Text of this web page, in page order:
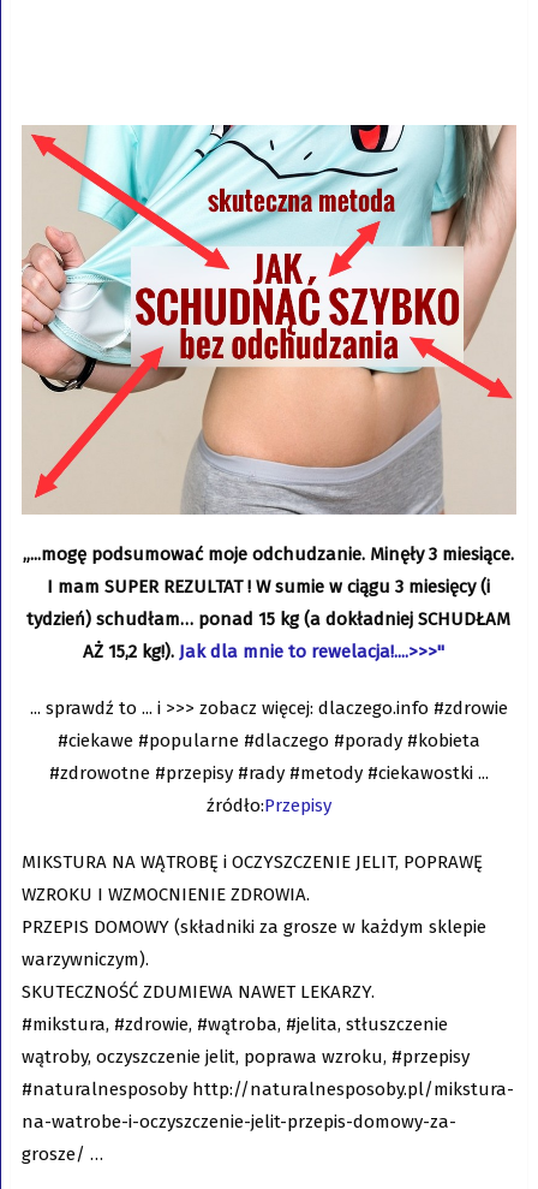
„...mogę podsumować moje odchudzanie. Minęły 3 miesiące.
I mam SUPER REZULTAT ! W sumie w ciągu 3 miesięcy (i
tydzień) schudłam… ponad 15 kg (a dokładniej SCHUDŁAM
AŻ 15,2 kg!). Jak dla mnie to rewelacja!....>>>"
... sprawdź to ... i >>> zobacz więcej: dlaczego.info #zdrowie
#ciekawe #popularne #dlaczego #porady #kobieta
#zdrowotne #przepisy #rady #metody #ciekawostki ...
źródło:Przepisy
MIKSTURA NA WĄTROBĘ i OCZYSZCZENIE JELIT, POPRAWĘ
WZROKU I WZMOCNIENIE ZDROWIA.
PRZEPIS DOMOWY (składniki za grosze w każdym sklepie
warzywniczym).
SKUTECZNOŚĆ ZDUMIEWA NAWET LEKARZY.
#mikstura, #zdrowie, #wątroba, #jelita, stłuszczenie
wątroby, oczyszczenie jelit, poprawa wzroku, #przepisy
#naturalnesposoby http://naturalnesposoby.pl/mikstura-
na-watrobe-i-oczyszczenie-jelit-przepis-domowy-za-
grosze/ …